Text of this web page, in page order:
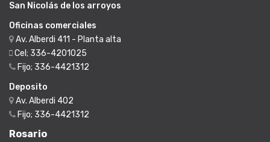
San Nicolás de los arroyos
Oficinas comerciales
Av. Alberdi 411 - Planta alta
Cel; 336-4201025
Fijo; 336-4421312
Deposito
Av. Alberdi 402
Fijo; 336-4421312
Rosario